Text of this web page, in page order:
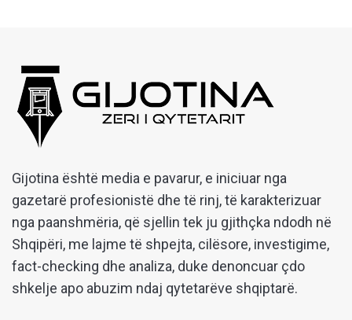
Gijotina është media e pavarur, e iniciuar nga
gazetarë profesionistë dhe të rinj, të karakterizuar
nga paanshmëria, që sjellin tek ju gjithçka ndodh në
Shqipëri, me lajme të shpejta, cilësore, investigime,
fact-checking dhe analiza, duke denoncuar çdo
shkelje apo abuzim ndaj qytetarëve shqiptarë.